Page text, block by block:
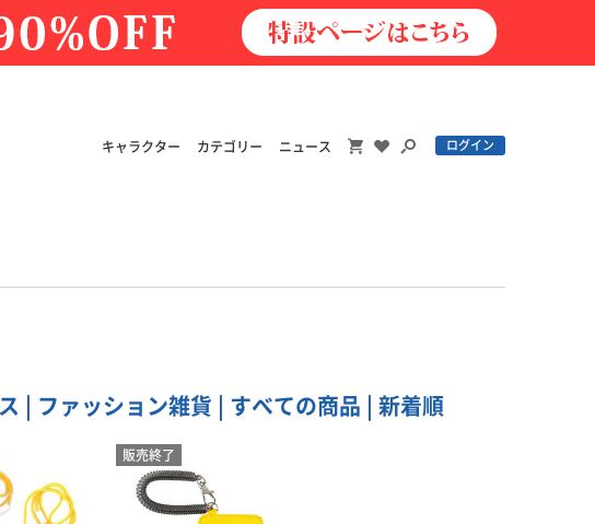
キャラクター カテゴリー ニュース ログイン
| ファッション雑貨 | すべての商品 | 新着順
販売終了